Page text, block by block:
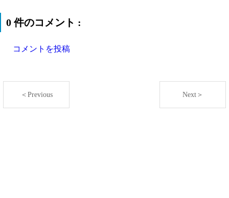
0 件のコメント :
コメントを投稿
＜Previous Next＞